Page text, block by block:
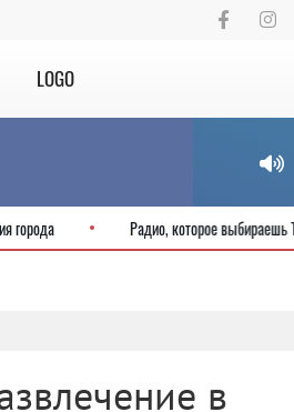
LOGO
летия города Радио, которое
в